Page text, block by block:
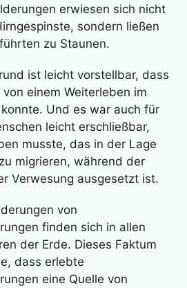
erwiesen sich nicht
sondern ließen
zu Staunen.
ist leicht vorstellbar, dass
einem Weiterleben im
Und es war auch für
leicht erschließbar,
musste, das in der Lage
migrieren, während der
Verwesung ausgesetzt ist.
von
finden sich in allen
der Erde. Dieses Faktum
dass erlebte
eine Quelle von